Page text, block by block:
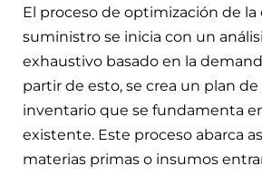
El proceso de optimización de la
suministro se inicia con un
exhaustivo basado en la
partir de esto, se crea un plan
inventario que se fundamenta
existente. Este proceso abarca
materias primas o insumos